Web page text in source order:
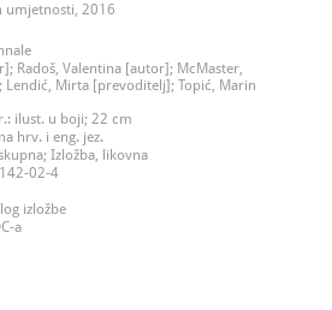
umjetnosti, 2016
Radoš, Valentina [autor]; McMaster,
Mirta [prevoditelj]; Topić, Marin
ilust. u boji; 22 cm
hrv. i eng. jez.
Izložba, likovna
02-4
izložbe
a